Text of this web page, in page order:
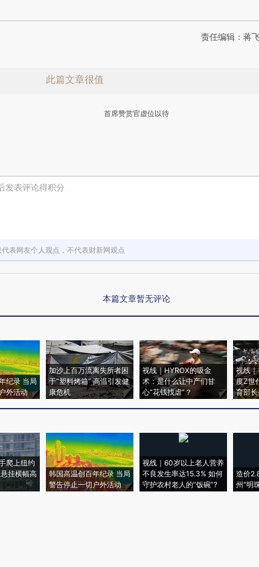
责任编辑：蒋
此篇文章很值
首席赞赏官虚位以待
发表评论得积分
表网友个人观点，不代表财新网观点
本篇文章暂无评论
纪录 当局
外活动
加沙上百万流离失所者困
于“塑料烤箱” 高温引发健
康危机
视线｜HYROX的吸金
术：是什么让中产们甘
心“花钱找虐”？
视线｜
度Z世
育部
爬上纽约
挂横幅高
韩国高温创百年纪录 当局
警告停止一切户外活动
视线｜60岁以上老人营养
不良发生率达15.3% 如何
守护农村老人的“饭碗”?
造价
州“明